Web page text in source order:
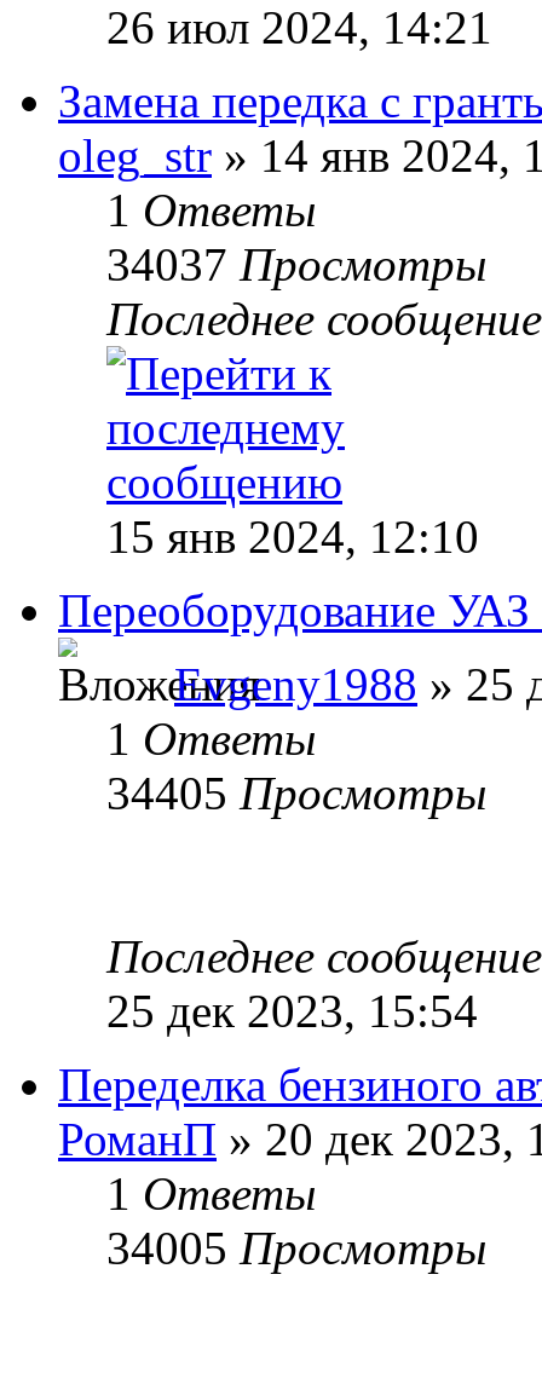
26 июл 2024, 14:21
Замена передка с
oleg_str » 14 янв 2024,
1 Ответы
34037 Просмотры
Последнее
15 янв 2024, 12:10
Переоборудование
Evgeny1988 » 25
1 Ответы
34405 Просмотры
Последнее
25 дек 2023, 15:54
Переделка бензиного
РоманП » 20 дек 2023,
1 Ответы
34005 Просмотры